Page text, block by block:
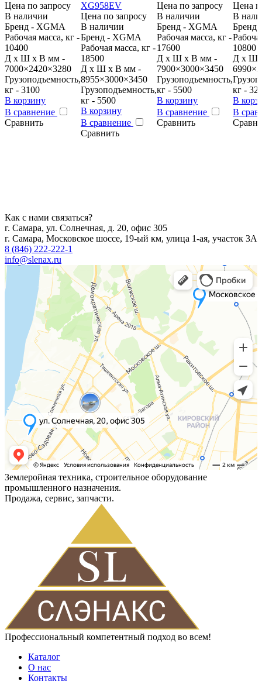
Цена по запросу
В наличии
Бренд - XGMA
Рабочая масса, кг -
10400
Д x Ш x В мм -
7000×2420×3280
Грузоподъемность,
кг - 3100
В корзину
В сравнение
Сравнить
Цена по запросу
В наличии
Бренд - XGMA
Рабочая масса, кг -
18500
Д x Ш x В мм -
8955×3000×3450
Грузоподъемность,
кг - 5500
В корзину
В сравнение
Сравнить
Цена по запросу
В наличии
Бренд - XGMA
Рабочая масса, кг -
17600
Д x Ш x В мм -
7900×3000×3450
Грузоподъемность,
кг - 5500
В корзину
В сравнение
Сравнить
Цена
В
Бренд
10800
Д x Ш
кг -
В
В
Как с нами связаться?
г. Самара, ул. Солнечная, д. 20, офис 305
г. Самара, Московское шоссе, 19-ый км, улица 1-ая, участок 3А
8 (846) 222-222-1
info@slenax.ru
Землеройная техника, строительное оборудование
промышленного назначения.
Продажа, сервис, запчасти.
Профессиональный компетентный подход во всем!
Каталог
О нас
Контакты